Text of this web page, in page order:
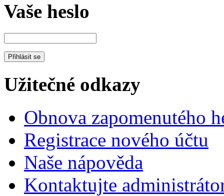
Vaše heslo
Užitečné odkazy
Obnova zapomenutého
Registrace nového účtu
Naše nápověda
Kontaktujte